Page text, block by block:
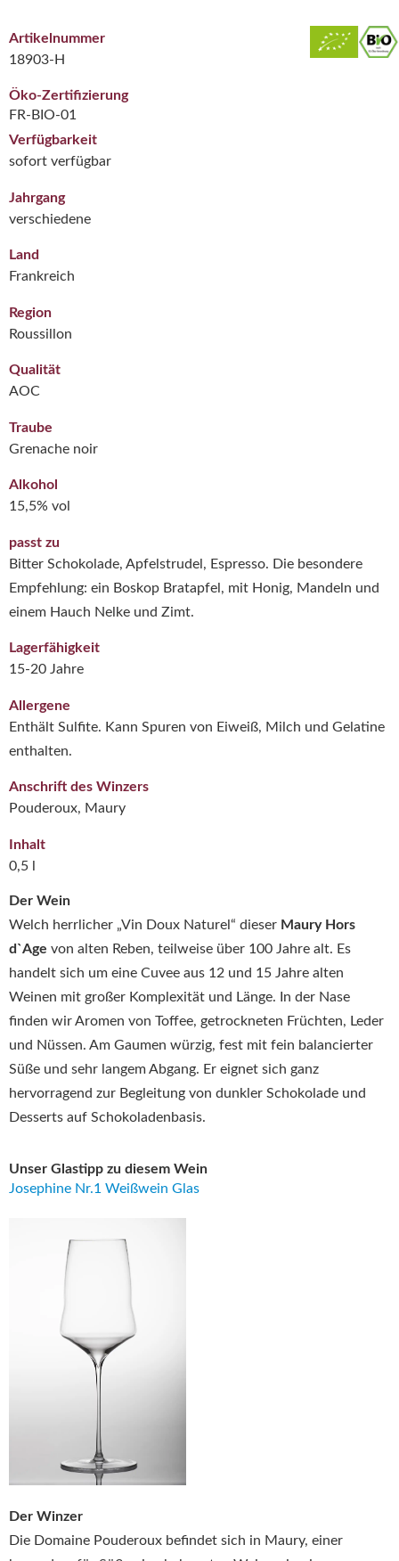
Der Wein
Welch herrlicher „Vin Doux Naturel“ dieser Maury Hors
d`Age von alten Reben, teilweise über 100 Jahre alt. Es
handelt sich um eine Cuvee aus 12 und 15 Jahre alten
Weinen mit großer Komplexität und Länge. In der Nase
finden wir Aromen von Toffee, getrockneten Früchten, Leder
und Nüssen. Am Gaumen würzig, fest mit fein balancierter
Süße und sehr langem Abgang. Er eignet sich ganz
hervorragend zur Begleitung von dunkler Schokolade und
Desserts auf Schokoladenbasis.
Unser Glastipp zu diesem Wein
Josephine Nr.1 Weißwein Glas
Der Winzer
Die Domaine Pouderoux befindet sich in Maury, einer
Artikelnummer
18903-H
Öko-Zertifizierung
FR-BIO-01
Verfügbarkeit
sofort verfügbar
Jahrgang
verschiedene
Land
Frankreich
Region
Roussillon
Qualität
AOC
Traube
Grenache noir
Alkohol
15,5% vol
passt zu
Bitter Schokolade, Apfelstrudel, Espresso. Die besondere
Empfehlung: ein Boskop Bratapfel, mit Honig, Mandeln und
einem Hauch Nelke und Zimt.
Lagerfähigkeit
15-20 Jahre
Allergene
Enthält Sulfite. Kann Spuren von Eiweiß, Milch und Gelatine
enthalten.
Anschrift des Winzers
Pouderoux, Maury
Inhalt
0,5 l